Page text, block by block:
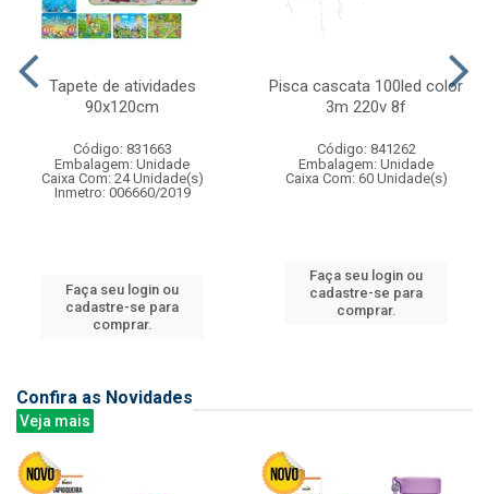
Tapete de atividades
90x120cm
Código: 831663
Embalagem: Unidade
Caixa Com: 24 Unidade(s)
Inmetro: 006660/2019
Faça seu login ou
cadastre-se para
comprar.
Pisca cascata 100led color
3m 220v 8f
Código: 841262
Embalagem: Unidade
Caixa Com: 60 Unidade(s)
Faça seu login ou
cadastre-se para
comprar.
Confira as Novidades
Veja mais